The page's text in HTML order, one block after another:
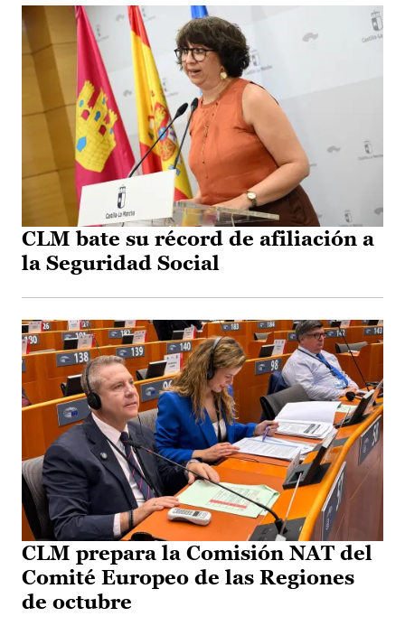
CLM bate su récord de afiliación a
la Seguridad Social
CLM prepara la Comisión NAT del
Comité Europeo de las Regiones
de octubre